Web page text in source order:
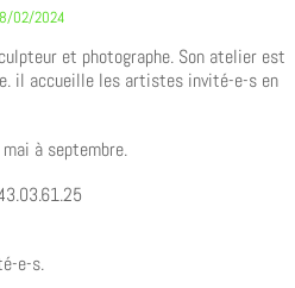
02/2024
et photographe. Son atelier est
il accueille les artistes invité-e-s en
à septembre.
e-s.